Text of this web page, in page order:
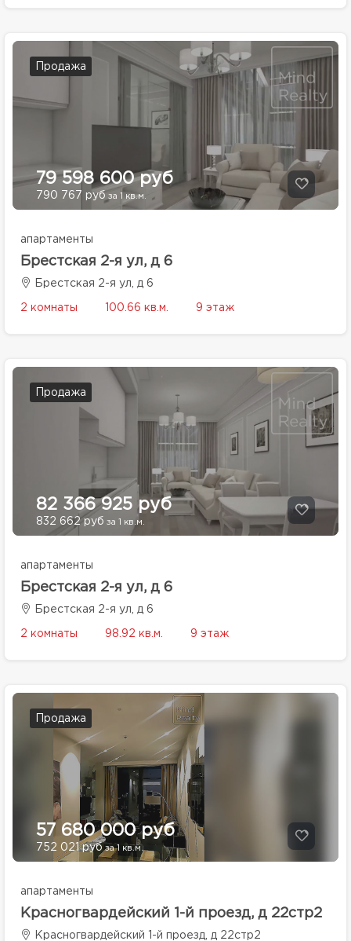
Продажа
79 598 600 руб
790 767 руб за 1 кв.м.
апартаменты
Брестская 2-я ул, д 6
Брестская 2-я ул, д 6
2 комнаты 100.66 кв.м. 9 этаж
Продажа
82 366 925 руб
832 662 руб за 1 кв.м.
апартаменты
Брестская 2-я ул, д 6
Брестская 2-я ул, д 6
2 комнаты 98.92 кв.м. 9 этаж
Продажа
57 680 000 руб
752 021 руб за 1 кв.м.
апартаменты
Красногвардейский 1-й проезд, д 22стр2
Красногвардейский 1-й проезд, д 22стр2